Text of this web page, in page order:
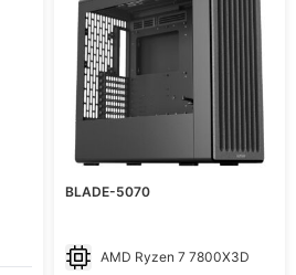
BLADE-5070
AMD Ryzen 7 7800X3D